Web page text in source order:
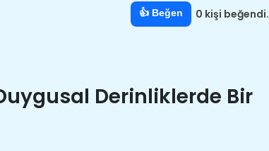
👍 Beğen 0 kişi beğendi.
Derinliklerde Bir